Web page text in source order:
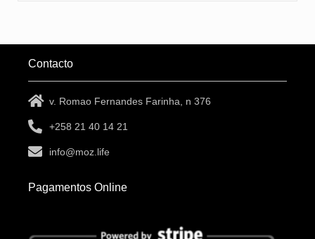
Contacto
v. Romao Fernandes Farinha, n 376
+258 21 40 14 21
info@moz.life
Pagamentos Online